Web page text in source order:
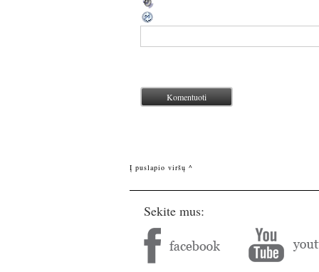
Į puslapio viršų ^
Sekite mus: